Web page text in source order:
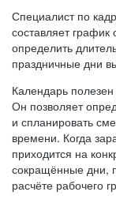
Специалист по
составляет
определить
праздничные дни
Календарь
Он позволяет
и спланировать
времени. Когда
приходится на
сокращённые дни,
расчёте рабочего